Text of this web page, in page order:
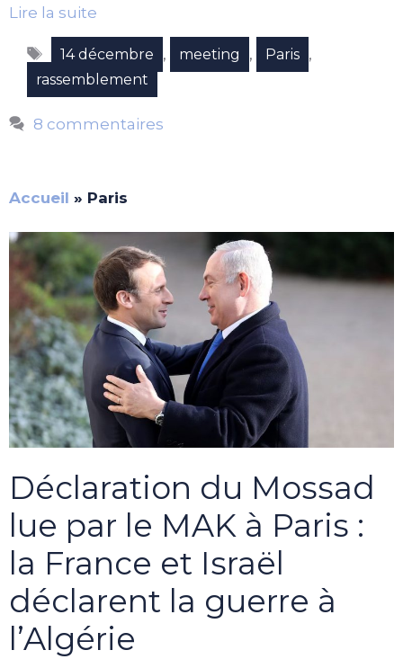
Lire la suite
Étiquettes
14 décembre , meeting , Paris ,
rassemblement
8 commentaires
Accueil » Paris
Déclaration du Mossad
lue par le MAK à Paris :
la France et Israël
déclarent la guerre à
l’Algérie